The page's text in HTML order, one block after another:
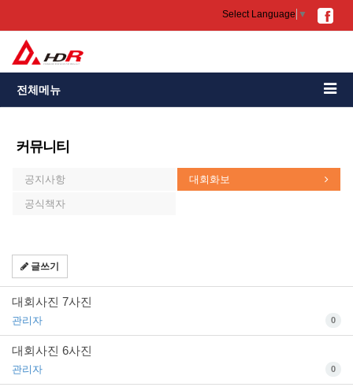
Select Language ▼
전체메뉴
커뮤니티
공지사항 대회화보
공식책자
글쓰기
대회사진 7사진
관리자 0
대회사진 6사진
관리자 0